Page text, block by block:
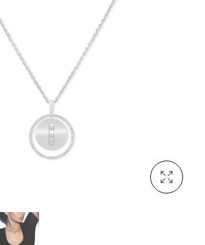
Vogl: Uhren von Grand Seiko
Neu bei Vogl: Cartier
Pre-Owned entdecken